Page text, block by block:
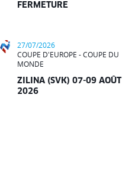
FERMETURE
27/07/2026
COUPE D'EUROPE - COUPE DU
MONDE
ZILINA (SVK) 07-09 AOÛT
2026